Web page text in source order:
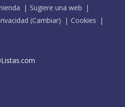
Sugiere una web
(Cambiar)
Cookies